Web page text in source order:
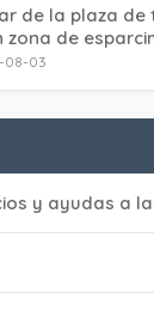
de la plaza
zona de
08-03
y ayudas a